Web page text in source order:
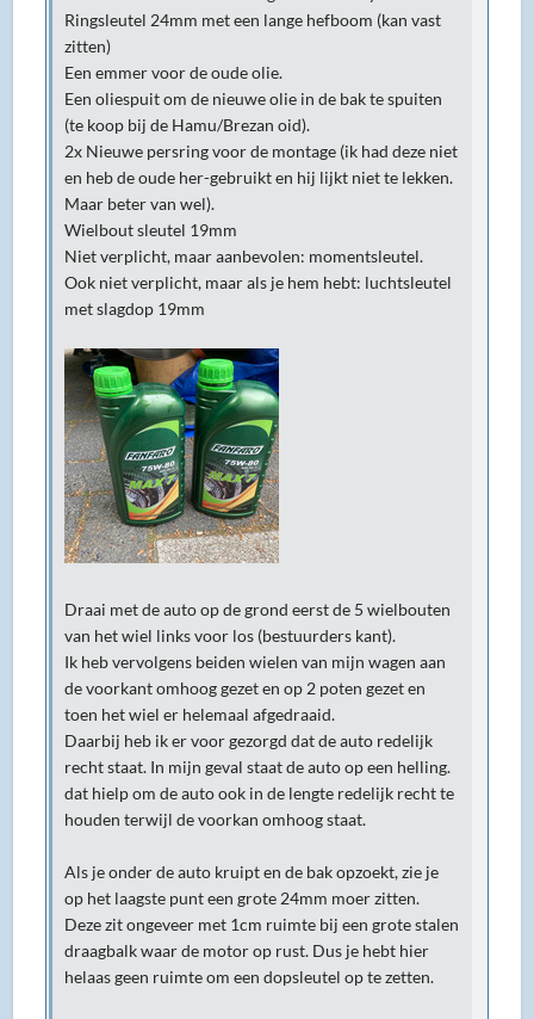
Ringsleutel 24mm met een lange hefboom (kan vast
zitten)
Een emmer voor de oude olie.
Een oliespuit om de nieuwe olie in de bak te spuiten
(te koop bij de Hamu/Brezan oid).
2x Nieuwe persring voor de montage (ik had deze niet
en heb de oude her-gebruikt en hij lijkt niet te lekken.
Maar beter van wel).
Wielbout sleutel 19mm
Niet verplicht, maar aanbevolen: momentsleutel.
Ook niet verplicht, maar als je hem hebt: luchtsleutel
met slagdop 19mm
Draai met de auto op de grond eerst de 5 wielbouten
van het wiel links voor los (bestuurders kant).
Ik heb vervolgens beiden wielen van mijn wagen aan
de voorkant omhoog gezet en op 2 poten gezet en
toen het wiel er helemaal afgedraaid.
Daarbij heb ik er voor gezorgd dat de auto redelijk
recht staat. In mijn geval staat de auto op een helling.
dat hielp om de auto ook in de lengte redelijk recht te
houden terwijl de voorkan omhoog staat.
Als je onder de auto kruipt en de bak opzoekt, zie je
op het laagste punt een grote 24mm moer zitten.
Deze zit ongeveer met 1cm ruimte bij een grote stalen
draagbalk waar de motor op rust. Dus je hebt hier
helaas geen ruimte om een dopsleutel op te zetten.